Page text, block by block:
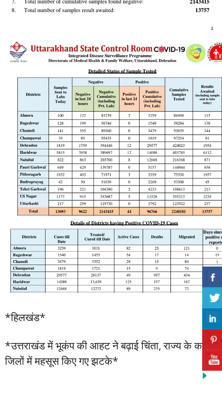
*हिलखंड*
*उत्तराखंड में भूकंप की आहट ने बढ़ाई चिंता, राज्य के कई
जिलों में महसूस किए गए झटके*